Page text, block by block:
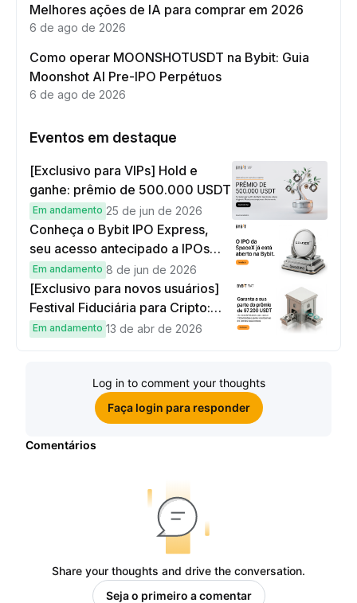
Melhores ações de IA para comprar em 2026
6 de ago de 2026
Como operar MOONSHOTUSDT na Bybit: Guia
Moonshot AI Pre-IPO Perpétuos
6 de ago de 2026
Eventos em destaque
[Exclusivo para VIPs] Hold e
ganhe: prêmio de 500.000 USDT
Em andamento 25 de jun de 2026
Conheça o Bybit IPO Express,
seu acesso antecipado a IPOs
globais
Em andamento 8 de jun de 2026
[Exclusivo para novos usuários]
Festival Fiduciária para Cripto:
complete tarefas simples e
Em andamento 13 de abr de 2026
Log in to comment your thoughts
Faça login para responder
Comentários
Share your thoughts and drive the conversation.
Seja o primeiro a comentar